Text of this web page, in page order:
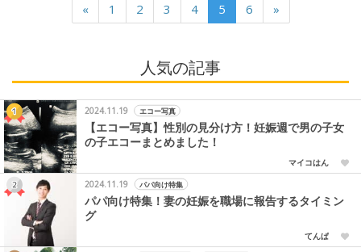
« 1 2 3 4 5 6 »
人気の記事
2024.11.19 エコー写真
【エコー写真】性別の見分け方！妊娠週で男の子女
の子エコーまとめました！
マイコはん
2024.11.19
パパ向け特集
パパ向け特集！妻の妊娠を職場に報告するタイミン
グ
てんぱ